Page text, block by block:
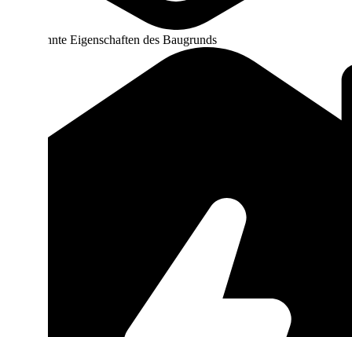
Unbekannte Eigenschaften des Baugrunds